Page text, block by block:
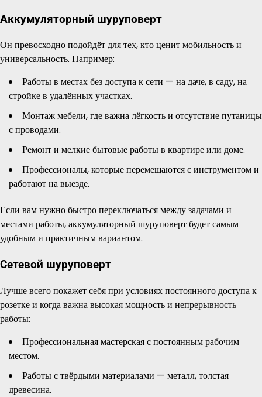
Аккумуляторный шуруповерт
Он превосходно подойдёт для тех, кто ценит мобильность и
универсальность. Например:
Работы в местах без доступа к сети — на даче, в саду, на
стройке в удалённых участках.
Монтаж мебели, где важна лёгкость и отсутствие путаницы
с проводами.
Ремонт и мелкие бытовые работы в квартире или доме.
Профессионалы, которые перемещаются с инструментом и
работают на выезде.
Если вам нужно быстро переключаться между задачами и
местами работы, аккумуляторный шуруповерт будет самым
удобным и практичным вариантом.
Сетевой шуруповерт
Лучше всего покажет себя при условиях постоянного доступа к
розетке и когда важна высокая мощность и непрерывность
работы:
Профессиональная мастерская с постоянным рабочим
местом.
Работы с твёрдыми материалами — металл, толстая
древесина.